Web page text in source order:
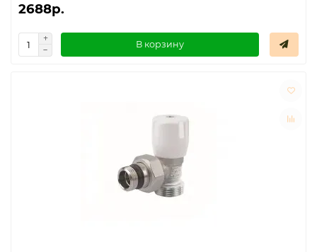
2688р.
В корзину